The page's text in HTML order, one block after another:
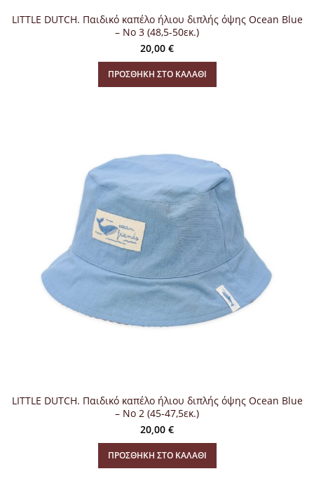
LITTLE DUTCH. Παιδικό καπέλο ήλιου διπλής όψης Ocean Blue
– Νο 3 (48,5-50εκ.)
20,00 €
ΠΡΟΣΘΉΚΗ ΣΤΟ ΚΑΛΆΘΙ
LITTLE DUTCH. Παιδικό καπέλο ήλιου διπλής όψης Ocean Blue
– Νο 2 (45-47,5εκ.)
20,00 €
ΠΡΟΣΘΉΚΗ ΣΤΟ ΚΑΛΆΘΙ